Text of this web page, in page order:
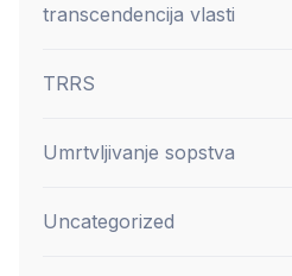
transcendencija vlasti
TRRS
Umrtvljivanje sopstva
Uncategorized